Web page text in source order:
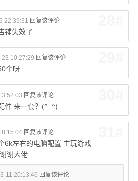
22:39:31 回复该评论
铺失效了
23 10:27:29 回复该评论
个呀
回复该评论
件 来一套？(^_^)
回复该评论
6k左右的电脑配置 主玩游戏
谢大佬
11 20:13:46 回复该评论